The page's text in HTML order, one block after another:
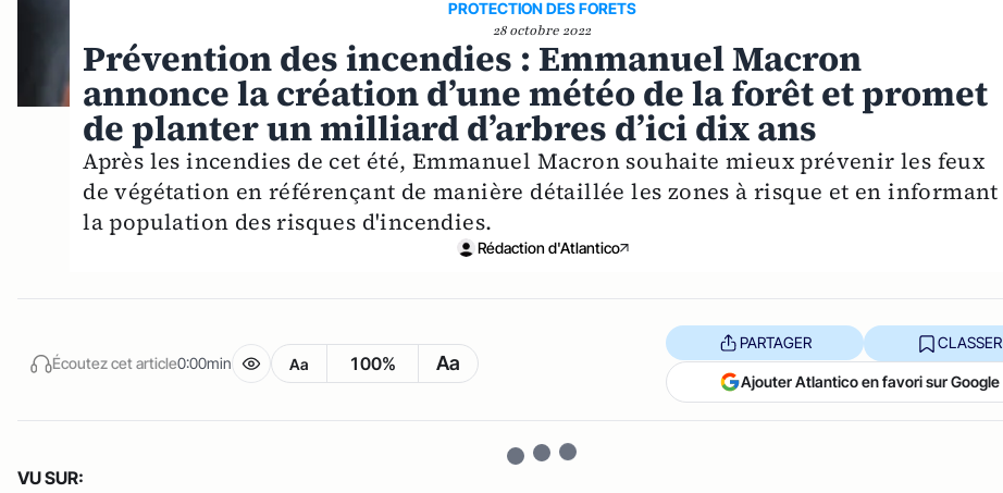
PROTECTION DES FORETS
28 octobre 2022
Prévention des incendies : Emmanuel Macron
annonce la création d’une météo de la forêt et promet
de planter un milliard d’arbres d’ici dix ans
Après les incendies de cet été, Emmanuel Macron souhaite mieux prévenir les feux
de végétation en référençant de manière détaillée les zones à risque et en informant
la population des risques d'incendies.
Rédaction d'Atlantico
Écoutez cet article0:00min Aa 100% Aa
PARTAGER CLASSER
Ajouter Atlantico en favori sur Google
VU SUR: